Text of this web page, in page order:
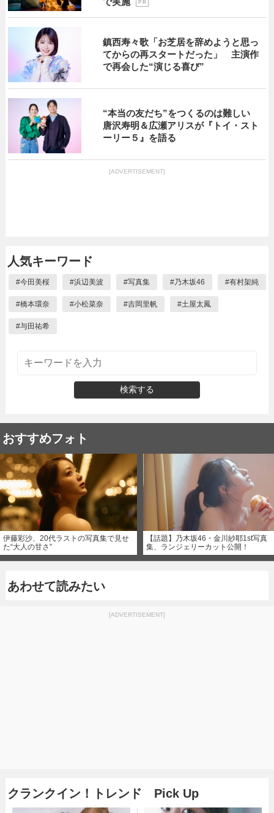
P R
鎮西寿々歌「お芝居を辞めようと思っ
てからの再スタートだった」 主演作
で再会した“演じる喜び”
“本当の友だち”をつくるのは難しい
唐沢寿明＆広瀬アリスが『トイ・スト
ーリー５』を語る
[ADVERTISEMENT]
人気キーワード
#今田美桜 #浜辺美波 #写真集 #乃木坂46 #有村架純
#橋本環奈 #小松菜奈 #吉岡里帆 #土屋太鳳
#与田祐希
検索する
おすすめフォト
伊藤彩沙、20代ラストの写真集で見せ
た“大人の甘さ”
【話題】乃木坂46・金川紗耶1st写真
集、ランジェリーカット公開！
あわせて読みたい
[ADVERTISEMENT]
クランクイン！トレンド Pick Up